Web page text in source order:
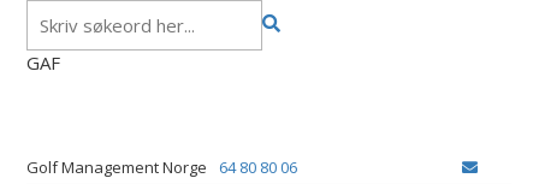
GAF
Golf Management Norge 64 80 80 06